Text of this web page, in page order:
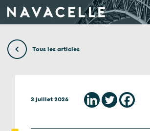
Tous les articles
3 juillet 2026